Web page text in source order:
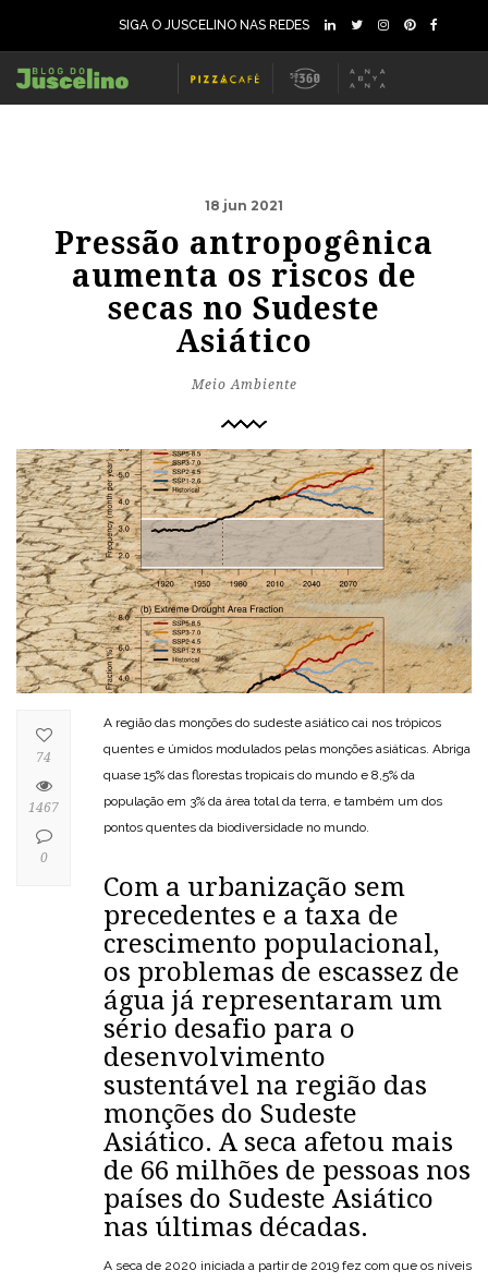
SIGA O JUSCELINO NAS REDES
18 jun 2021
Pressão antropogênica
aumenta os riscos de
secas no Sudeste
Asiático
Meio Ambiente
A região das monções do sudeste asiático cai nos trópicos
quentes e úmidos modulados pelas monções asiáticas. Abriga
quase 15% das florestas tropicais do mundo e 8,5% da
população em 3% da área total da terra, e também um dos
pontos quentes da biodiversidade no mundo.
Com a urbanização sem
precedentes e a taxa de
crescimento populacional,
os problemas de escassez de
água já representaram um
sério desafio para o
desenvolvimento
sustentável na região das
monções do Sudeste
Asiático. A seca afetou mais
de 66 milhões de pessoas nos
países do Sudeste Asiático
nas últimas décadas.
A seca de 2020 iniciada a partir de 2019 fez com que os níveis
74
1467
0